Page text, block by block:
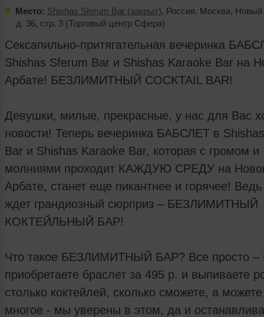
Место: Shishas Sferum Bar (закрыт), Россия, Москва, Новый
д. 36, стр. 3 (Торговый центр Сфера)
Сексапильно-притягательная вечеринка
Shishas Sferum Bar и Shishas Karaoke Bar на
Арбате! БЕЗЛИМИТНЫЙ COCKTAIL BAR!
Девушки, милые, прекрасные, у нас для Вас
новости! Теперь вечеринка БАБСЛЕТ в
Bar и Shishas Karaoke Bar, которая с громом и
молниями проходит КАЖДУЮ СРЕДУ на
Арбате, станет еще пикантнее и горячее!
ждет грандиозный сюрприз – БЕЗЛИМИТНЫЙ
КОКТЕЙЛЬНЫЙ БАР!
Что такое БЕЗЛИМИТНЫЙ БАР? Все просто –
приобретаете браслет за 495 р. и выпиваете
столько коктейлей, сколько сможете, а
многое - мы уверены в этом, да и